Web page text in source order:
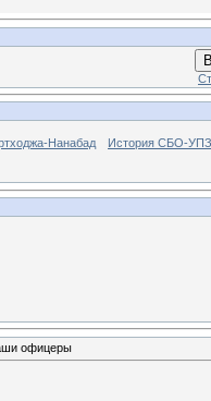
Нанабад История СБО-УПЗ
офицеры